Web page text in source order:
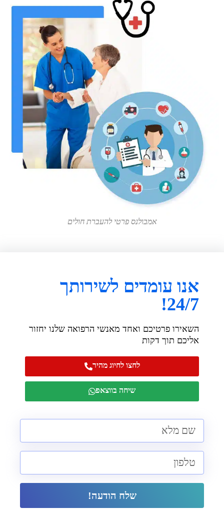
אמבולנס פרטי להעברת חולים
אנו עומדים לשירותך
24/7!
השאירו פרטיכם ואחד מאנשי הרפואה שלנו יחזור
אליכם תוך דקות
לחצו לחיוג מהיר
שיחה בווצאפ
שלח הודעה!